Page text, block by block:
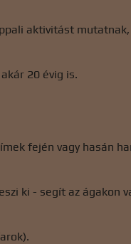
aktivitást
20 évig is.
fején vagy hasán
ki - segít az ágakon